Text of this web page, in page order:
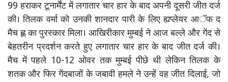
99 हराकर टूनार्मेंट में लगातार चार हार के बाद अपनी दूसरी जीत दर्ज
की। तिलक वर्मा को उनकी शानदार पारी के लिए ह्यप्लेयर आॅफ द
मैच ह्ण का पुरस्कार मिला। आखिरीकार मुम्बई ने आज बल्ले और गेंद से
बेहतरीन प्रदर्शन करते हुए लगातार चार हार के बाद जीत दर्ज की।
मैच में पहले 10-12 ओवर तक मुम्बई पीछे थी लेकिन तिलक के
शतक और फिर गेंदबाजों के जबावी हमले ने उन्हें वह जीत दिलाई, जो